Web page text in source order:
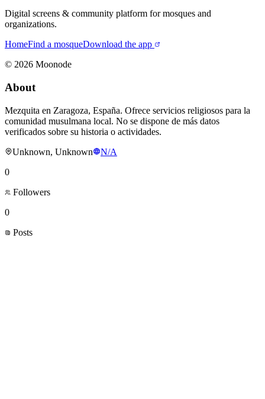
Digital screens & community platform for mosques and
organizations.
HomeFind a mosqueDownload the app
© 2026 Moonode
About
Mezquita en Zaragoza, España. Ofrece servicios religiosos para la
comunidad musulmana local. No se dispone de más datos
verificados sobre su historia o actividades.
Unknown, Unknown
N/A
0
Followers
0
Posts